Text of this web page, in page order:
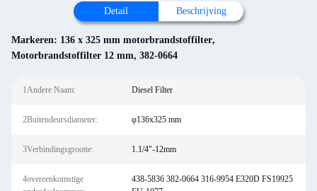
Detail Beschrijving
Markeren: 136 x 325 mm motorbrandstoffilter,
Motorbrandstoffilter 12 mm, 382-0664
1Andere Naam: Diesel Filter
2Buitendeursdiameter: φ136x325 mm
3Verbindingsgrootte: 1.1/4"-12mm
4overeenkomstige
438-5836 382-0664 316-9954 E320D FS19925